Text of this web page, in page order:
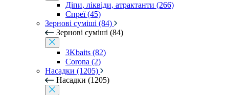
Діпи, ліквіди, атрактанти (266)
Спреї (45)
Зернові суміші (84)
Зернові суміші (84)
3Kbaits (82)
Corona (2)
Насадки (1205)
Насадки (1205)